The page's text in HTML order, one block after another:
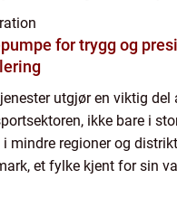
for trygg og
utgjør en viktig del
ikke bare i
mindre regioner og
et fylke kjent for sin